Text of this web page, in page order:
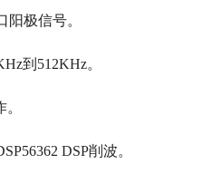
极信号。
到512KHz。
DSP削波。